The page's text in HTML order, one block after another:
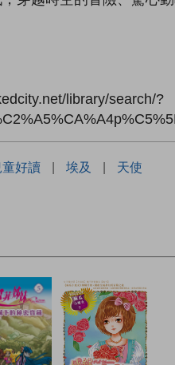
library/search/?
童好讀 | 埃及 | 天使